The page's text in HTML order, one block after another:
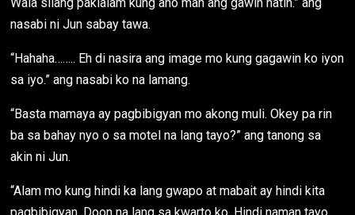
nasabi ni Jun sabay tawa.
“Hahaha…….. Eh di nasira ang image mo kung gagawin ko iyon
sa iyo.” ang nasabi ko na lamang.
“Basta mamaya ay pagbibigyan mo akong muli. Okey pa rin
ba sa bahay nyo o sa motel na lang tayo?” ang tanong sa
akin ni Jun.
“Alam mo kung hindi ka lang gwapo at mabait ay hindi kita